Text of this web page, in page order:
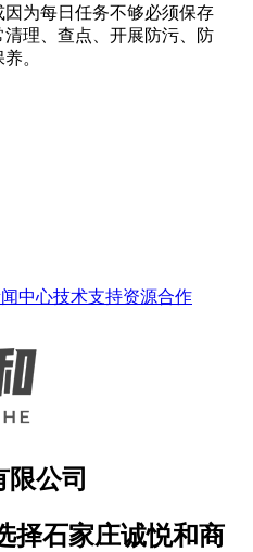
为每日任务不够必须保存
理、查点、开展防污、防
。
中心技术支持资源合作
公司
择石家庄诚悦和商